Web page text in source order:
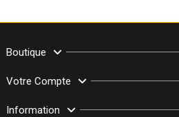
Boutique
Votre Compte
Information